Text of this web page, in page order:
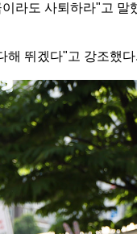
라도 사퇴하라"고 말
해 뛰겠다"고 강조했